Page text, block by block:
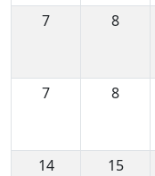
7
8
7
8
14
15